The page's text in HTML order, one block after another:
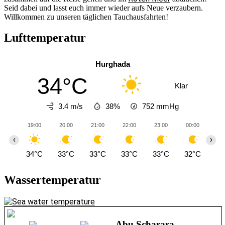
Seid dabei und lasst euch immer wieder aufs Neue verzaubern.
Willkommen zu unseren täglichen Tauchausfahrten!
Lufttemperatur
Hurghada
34°C Klar
3.4 m/s 38% 752 mmHg
19:00
34°C
20:00
33°C
21:00
33°C
22:00
33°C
23:00
33°C
00:00
32°C
‹ ›
Wassertemperatur